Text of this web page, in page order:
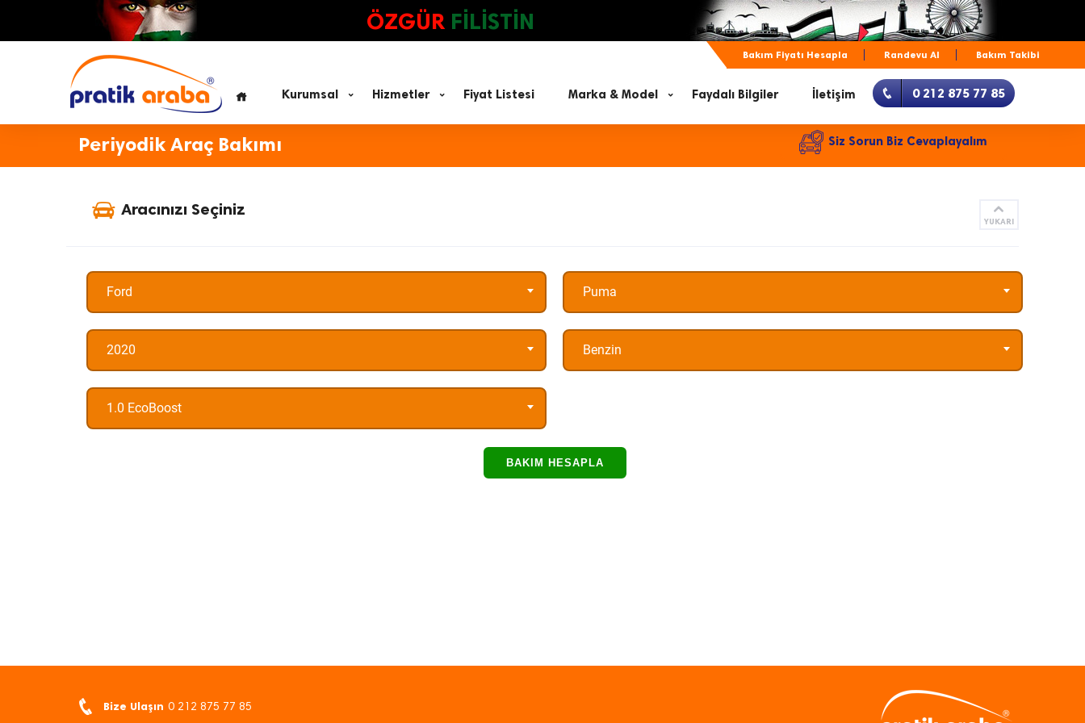
ÖZGÜR FİLİSTİN
Bakım Fiyatı Hesapla Randevu Al Bakım Takibi
Kurumsal Hizmetler Fiyat Listesi Marka & Model Faydalı Bilgiler İletişim 0 212 875 77 85
Periyodik Araç Bakımı Siz Sorun Biz Cevaplayalım
Aracınızı Seçiniz
YUKARI
Ford Puma
2020 Benzin
1.0 EcoBoost
BAKIM HESAPLA
Bize Ulaşın 0 212 875 77 85